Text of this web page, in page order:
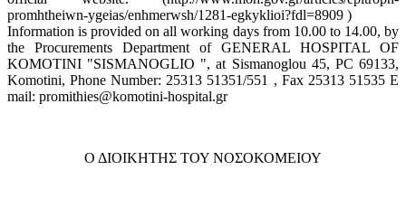
promhtheiwn-ygeias/enhmerwsh/1281-egkyklioi?fdl=8909 )
Information is provided on all working days from 10.00 to 14.00, by
the Procurements Department of GENERAL HOSPITAL OF
KOMOTINI "SISMANOGLIO ", at Sismanoglou 45, PC 69133,
Komotini, Phone Number: 25313 51351/551 , Fax 25313 51535 E
mail: promithies@komotini-hospital.gr
Ο ΔΙΟΙΚΗΤΗΣ ΤΟΥ ΝΟΣΟΚΟΜΕΙΟΥ